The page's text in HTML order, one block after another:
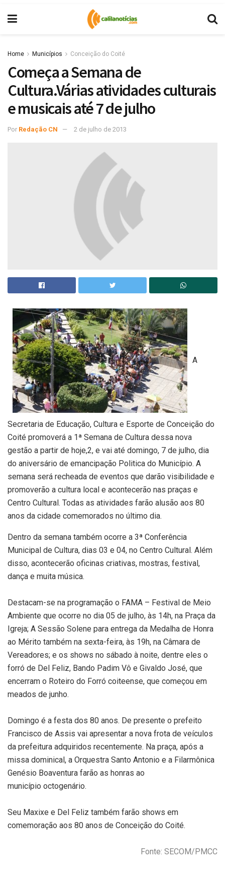
Home Municípios Conceição do Coité
Começa a Semana de
Cultura.Várias atividades culturais
e musicais até 7 de julho
Por Redação CN 2 de julho de 2013
A
Secretaria de Educação, Cultura e Esporte de Conceição do
Coité promoverá a 1ª Semana de Cultura dessa nova
gestão a partir de hoje,2, e vai até domingo, 7 de julho, dia
do aniversário de emancipação Politica do Município. A
semana será recheada de eventos que darão visibilidade e
promoverão a cultura local e acontecerão nas praças e
Centro Cultural. Todas as atividades farão alusão aos 80
anos da cidade comemorados no último dia.
Dentro da semana também ocorre a 3ª Conferência
Municipal de Cultura, dias 03 e 04, no Centro Cultural. Além
disso, acontecerão oficinas criativas, mostras, festival,
dança e muita música.
Destacam-se na programação o FAMA – Festival de Meio
Ambiente que ocorre no dia 05 de julho, às 14h, na Praça da
Igreja; A Sessão Solene para entrega da Medalha de Honra
ao Mérito também na sexta-feira, às 19h, na Câmara de
Vereadores; e os shows no sábado à noite, dentre eles o
forró de Del Feliz, Bando Padim Vô e Givaldo José, que
encerram o Roteiro do Forró coiteense, que começou em
meados de junho.
Domingo é a festa dos 80 anos. De presente o prefeito
Francisco de Assis vai apresentar a nova frota de veículos
da prefeitura adquiridos recentemente. Na praça, após a
missa dominical, a Orquestra Santo Antonio e a Filarmônica
Genésio Boaventura farão as honras ao
município octogenário.
Seu Maxixe e Del Feliz também farão shows em
comemoração aos 80 anos de Conceição do Coité.
Fonte: SECOM/PMCC